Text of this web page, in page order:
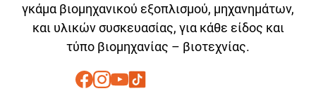
γκάμα βιομηχανικού εξοπλισμού, μηχανημάτων,
και υλικών συσκευασίας, για κάθε είδος και
τύπο βιομηχανίας – βιοτεχνίας.